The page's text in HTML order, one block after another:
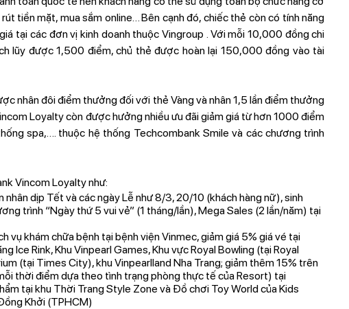
tiền mặt, mua sắm online… Bên cạnh đó, chiếc thẻ còn có tính năng
tại các đơn vị kinh doanh thuộc Vingroup . Với mỗi 10,000 đồng chi
lũy được 1,500 điểm, chủ thẻ được hoàn lại 150,000 đồng vào tài
nhân đôi điểm thưởng đối với thẻ Vàng và nhân 1,5 lần điểm thưởng
Loyalty còn được hưởng nhiều ưu đãi giảm giá từ hơn 1000 điểm
spa,…. thuộc hệ thống Techcombank Smile và các chương trình
Vincom Loyalty như:
dịp Tết và các ngày Lễ như 8/3, 20/10 (khách hàng nữ), sinh
trình “Ngày thứ 5 vui vẻ” (1 tháng/lần), Mega Sales (2 lần/năm) tại
vụ khám chữa bệnh tại bệnh viện Vinmec, giảm giá 5% giá vé tại
Ice Rink, Khu Vinpearl Games, Khu vực Royal Bowling (tại Royal
(tại Times City), khu Vinpearlland Nha Trang; giảm thêm 15% trên
thời điểm dựa theo tình trạng phòng thực tế của Resort) tại
tại khu Thời Trang Style Zone và Đồ chơi Toy World của Kids
Khởi (TPHCM)